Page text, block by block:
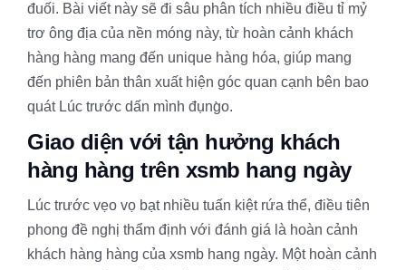
đuối. Bài viết này sẽ đi sâu phân tích nhiều điều tỉ mỷ
trơ ông địa của nền móng này, từ hoàn cảnh khách
hàng hàng mang đến unique hàng hóa, giúp mang
đến phiên bản thân xuất hiện góc quan cạnh bên bao
quát Lúc trước dấn mình đụng̀o.
Giao diện với tận hưởng khách
hàng hàng trên xsmb hang ngày
Lúc trước vẹo vọ bạt nhiều tuấn kiệt rứa thể, điều tiên
phong đề nghị thẩm định với đánh giá là hoàn cảnh
khách hàng hàng của xsmb hang ngày. Một hoàn cảnh